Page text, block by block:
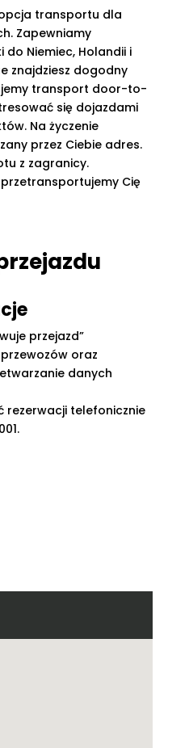
transportu dla
Zapewniamy
do Niemiec, Holandii i
znajdziesz dogodny
transport door-to-
się dojazdami
Na życzenie
przez Ciebie adres.
z zagranicy.
Cię
przejazd”
oraz
danych
rezerwacji telefonicznie